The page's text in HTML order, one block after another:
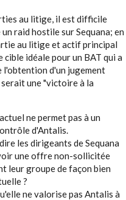
au litige, il est difficile
raid hostile sur Sequana; en
au litige et actif principal
cible idéale pour un BAT qui a
l'obtention d'un jugement
une "victoire à la
ne permet pas à un
d'Antalis.
les dirigeants de Sequana
une offre non-sollicitée
leur groupe de façon bien
?
ne valorise pas Antalis à